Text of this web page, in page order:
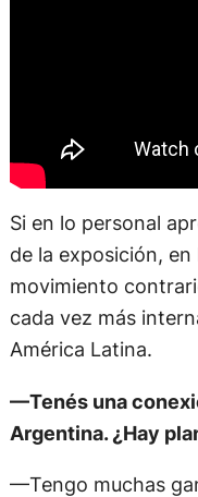
Si en lo personal
de la exposición,
movimiento
cada vez más
América Latina.
—Tenés una
Argentina. ¿Hay
—Tengo muchas